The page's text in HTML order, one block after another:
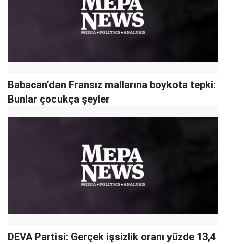
Babacan’dan Fransız mallarına boykota tepki:
Bunlar çocukça şeyler
DEVA Partisi: Gerçek işsizlik oranı yüzde 13,4